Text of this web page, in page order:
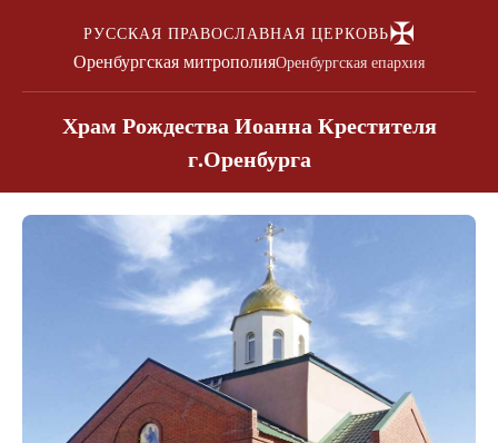
РУССКАЯ ПРАВОСЛАВНАЯ ЦЕРКОВЬ✠
Оренбургская митрополияОренбургская епархия
Храм Рождества Иоанна Крестителя
г.Оренбурга